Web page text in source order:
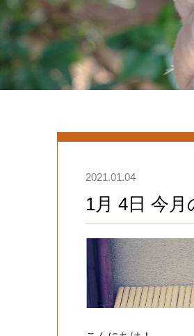
2021.01.04
1月 4日 今